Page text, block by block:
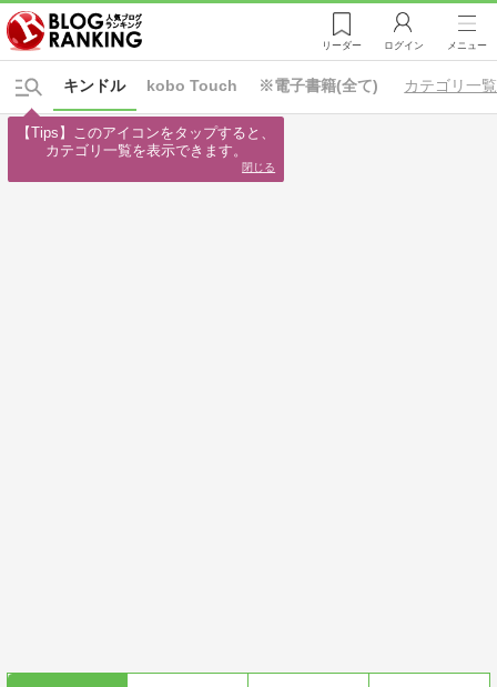
リーダー ログイン メニュー
※電子書籍(全て)
kobo Touch
キンドル カテゴリ一
【Tips】このアイコンをタップすると、
カテゴリ一覧を表示できます。
閉じる